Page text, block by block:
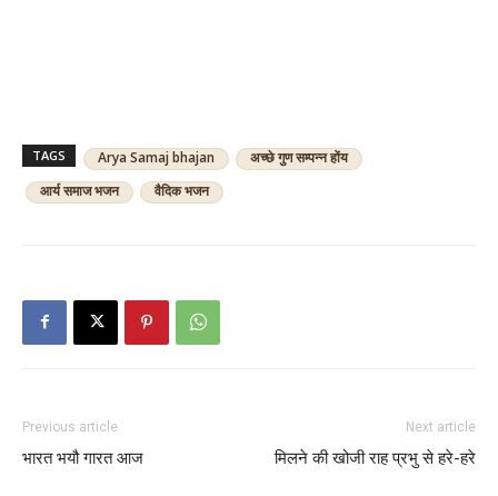
TAGS Arya Samaj bhajan
अच्छे गुण सम्पन्न होंय
आर्य समाज भजन
वैदिक भजन
Previous article
भारत भयौ गारत आज
Next article
मिलने की खोजी राह प्रभु से हरे-हरे